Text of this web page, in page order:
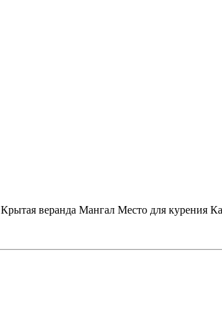
Крытая веранда Мангал Место для курения